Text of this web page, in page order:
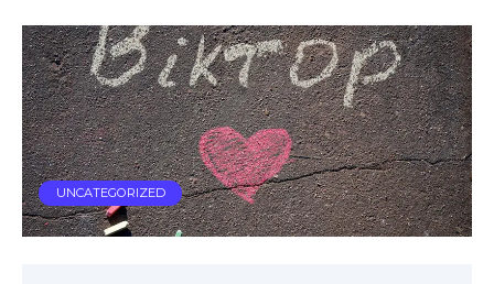
UNCATEGORIZED